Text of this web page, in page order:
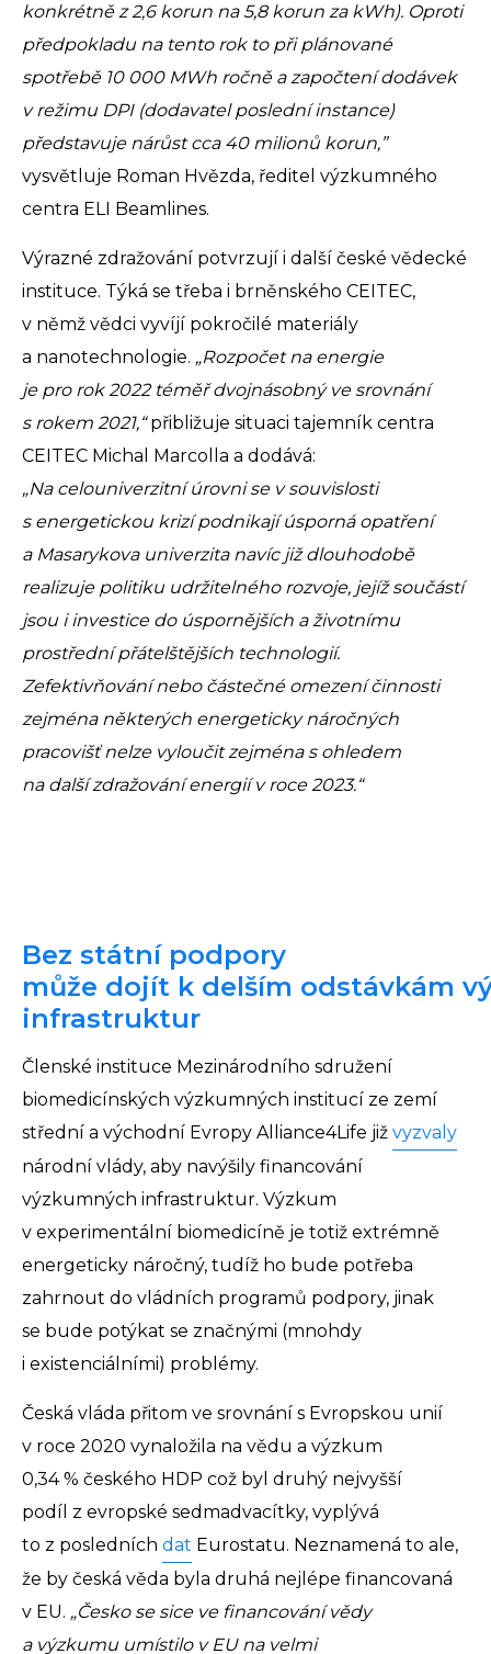
konkrétně z 2,6 korun na 5,8 korun za kWh). Oproti
předpokladu na tento rok to při plánované
spotřebě 10 000 MWh ročně a započtení dodávek
v režimu DPI (dodavatel poslední instance)
představuje nárůst cca 40 milionů korun,”
vysvětluje Roman Hvězda, ředitel výzkumného
centra ELI Beamlines.
Výrazné zdražování potvrzují i další české vědecké
instituce. Týká se třeba i brněnského CEITEC,
v němž vědci vyvíjí pokročilé materiály
a nanotechnologie. „Rozpočet na energie
je pro rok 2022 téměř dvojnásobný ve srovnání
s rokem 2021,“přibližuje situaci tajemník centra
CEITEC Michal Marcolla a dodává:
„Na celouniverzitní úrovni se v souvislosti
s energetickou krizí podnikají úsporná opatření
a Masarykova univerzita navíc již dlouhodobě
realizuje politiku udržitelného rozvoje, jejíž součástí
jsou i investice do úspornějších a životnímu
prostřední přátelštějších technologií.
Zefektivňování nebo částečné omezení činnosti
zejména některých energeticky náročných
pracovišť nelze vyloučit zejména s ohledem
na další zdražování energií v roce 2023.“
Bez státní podpory
může dojít k delším odstávkám
infrastruktur
Členské instituce Mezinárodního sdružení
biomedicínských výzkumných institucí ze zemí
střední a východní Evropy Alliance4Life již vyzvaly
národní vlády, aby navýšily financování
výzkumných infrastruktur. Výzkum
v experimentální biomedicíně je totiž extrémně
energeticky náročný, tudíž ho bude potřeba
zahrnout do vládních programů podpory, jinak
se bude potýkat se značnými (mnohdy
i existenciálními) problémy.
Česká vláda přitom ve srovnání s Evropskou unií
v roce 2020 vynaložila na vědu a výzkum
0,34 % českého HDP což byl druhý nejvyšší
podíl z evropské sedmadvacítky, vyplývá
to z posledních dat Eurostatu. Neznamená to ale,
že by česká věda byla druhá nejlépe financovaná
v EU. „Česko se sice ve financování vědy
a výzkumu umístilo v EU na velmi